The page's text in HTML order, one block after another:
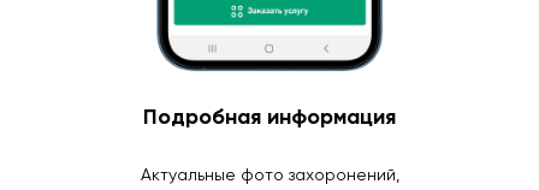
Подробная информация
Актуальные фото захоронений,